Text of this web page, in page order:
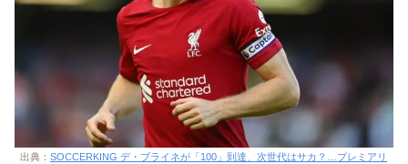
出典： SOCCERKING デ・ブライネが「100」到達、次世代はサカ？…プレミアリ